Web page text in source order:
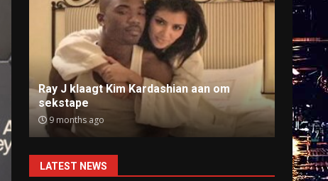
Ray J klaagt Kim Kardashian aan om
sekstape
9 months ago
Anti-
9
LATEST NEWS